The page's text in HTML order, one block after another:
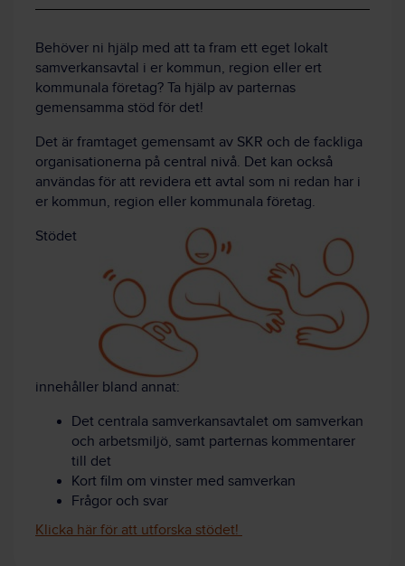
Behöver ni hjälp med att ta fram ett eget lokalt
samverkansavtal i er kommun, region eller ert
kommunala företag? Ta hjälp av parternas
gemensamma stöd för det!
Det är framtaget gemensamt av SKR och de fackliga
organisationerna på central nivå. Det kan också
användas för att revidera ett avtal som ni redan har i
er kommun, region eller kommunala företag.
Stödet
innehåller bland annat:
Det centrala samverkansavtalet om samverkan
och arbetsmiljö, samt parternas kommentarer
till det
Kort film om vinster med samverkan
Frågor och svar
Klicka här för att utforska stödet!